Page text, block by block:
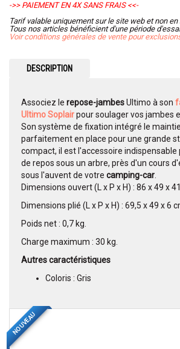
->> PAIEMENT EN 4X SANS FRAIS <<-
Tarif valable uniquement sur le site web et non
Tous nos articles bénéficient d'une période
Voir conditions générales de vente pour
DESCRIPTION
Associez le repose-jambesUltimo à son
Ultimo Soplairpour soulager vos jambes
Son système de fixation intégré le
parfaitement en place pour une grande
compact, il est l'accessoire
de repos sous un arbre, près d'un cours
sous l'auvent de votre camping-car
Dimensions ouvert (L x P x H) : 86 x 49 x
Dimensions plié (L x P x H) : 69,5 x 49 x 6
Poids net : 0,7 kg.
Charge maximum : 30 kg.
Autres caractéristiques
Coloris : Gris
NOUVEAU